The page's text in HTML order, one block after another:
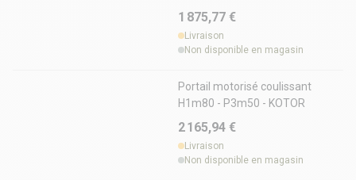
1 875,77 €
Livraison
Non disponible en magasin
Portail motorisé coulissant
H1m80 - P3m50 - KOTOR
2 165,94 €
Livraison
Non disponible en magasin